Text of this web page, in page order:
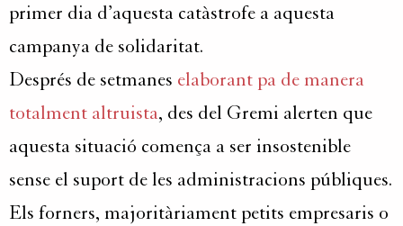
primer dia d’aquesta catàstrofe a aquesta
campanya de solidaritat.
Després de setmanes elaborant pa de manera
totalment altruista, des del Gremi alerten que
aquesta situació comença a ser insostenible
sense el suport de les administracions públiques.
Els forners, majoritàriament petits empresaris o